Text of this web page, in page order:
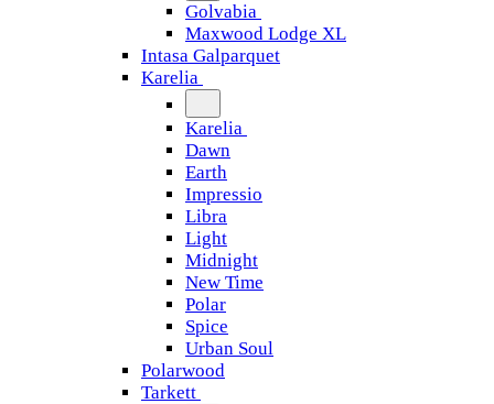
Golvabia
Maxwood Lodge XL
Intasa Galparquet
Karelia
Karelia
Dawn
Earth
Impressio
Libra
Light
Midnight
New Time
Polar
Spice
Urban Soul
Polarwood
Tarkett